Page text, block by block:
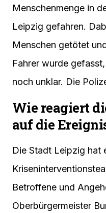
Menschenmenge in
Leipzig gefahren.
Menschen getötet
Fahrer wurde
noch unklar. Die
Wie reagiert
auf die
Die Stadt Leipzig hat
Betroffene und
Oberbürgermeister